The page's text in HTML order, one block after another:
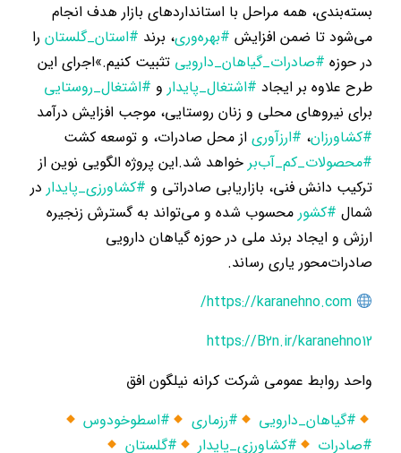
بسته‌بندی، همه مراحل با استانداردهای بازار هدف انجام
می‌شود تا ضمن افزایش #بهره‌وری، برند #استان_گلستان را
در حوزه #صادرات_گیاهان_دارویی تثبیت کنیم.»اجرای این
طرح علاوه بر ایجاد #اشتغال_پایدار و #اشتغال_روستایی
برای نیروهای محلی و زنان روستایی، موجب افزایش درآمد
#کشاورزان، #ارزآوری از محل صادرات، و توسعه کشت
#محصولات_کم_آب‌بر خواهد شد.این پروژه الگویی نوین از
ترکیب دانش فنی، بازاریابی صادراتی و #کشاورزی_پایدار در
شمال #کشور محسوب شده و می‌تواند به گسترش زنجیره
ارزش و ایجاد برند ملی در حوزه گیاهان دارویی
صادرات‌محور یاری رساند.
https://karanehno.com/
https://B2n.ir/karanehno12
واحد روابط عمومی شرکت کرانه نیلگون افق
#گیاهان_دارویی
#رزماری
#اسطوخودوس
#صادرات
#کشاورزی_پایدار
#گلستان